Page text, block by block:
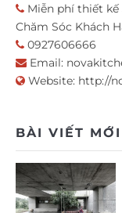
Miễn phí thiết kế
Chăm Sóc Khách
0927606666
Email:
Website: http://
BÀI VIẾT MỚI